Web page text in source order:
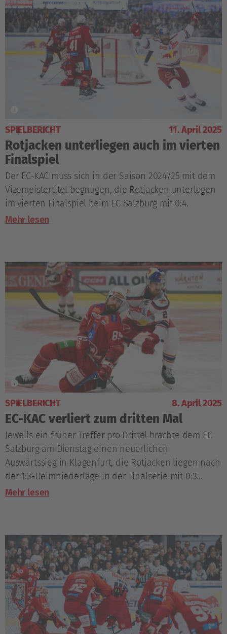
SPIELBERICHT 11. April 2025
Rotjacken unterliegen auch im vierten
Finalspiel
Der EC-KAC muss sich in der Saison 2024/25 mit dem
Vizemeistertitel begnügen, die Rotjacken unterlagen
im vierten Finalspiel beim EC Salzburg mit 0:4.
Mehr lesen
SPIELBERICHT 8. April 2025
EC-KAC verliert zum dritten Mal
Jeweils ein früher Treffer pro Drittel brachte dem EC
Salzburg am Dienstag einen neuerlichen
Auswärtssieg in Klagenfurt, die Rotjacken liegen nach
der 1:3-Heimniederlage in der Finalserie mit 0:3
zurück.
Mehr lesen